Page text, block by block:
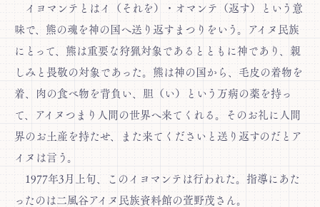
イヨマンテとはイ（それを）・オマンテ（返す）という意
味で、熊の魂を神の国へ送り返すまつりをいう。アイヌ民族
にとって、熊は重要な狩猟対象であるとともに神であり、親
しみと畏敬の対象であった。熊は神の国から、毛皮の着物を
着、肉の食べ物を背負い、胆（い）という万病の薬を持っ
て、アイヌつまり人間の世界へ来てくれる。そのお礼に人間
界のお土産を持たせ、また来てくださいと送り返すのだとア
イヌは言う。
1977年3月上旬、このイヨマンテは行われた。指導にあた
ったのは二風谷アイヌ民族資料館の萱野茂さん。